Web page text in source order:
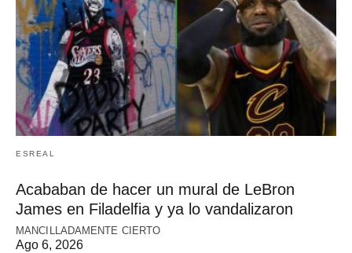
ESREAL
Acababan de hacer un mural de LeBron
James en Filadelfia y ya lo vandalizaron
MANCILLADAMENTE CIERTO
Ago 6, 2026